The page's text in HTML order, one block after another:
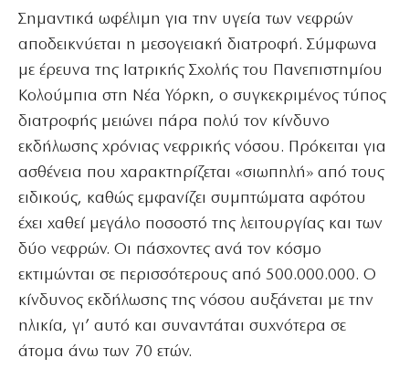
Σημαντικά ωφέλιμη για την υγεία των νεφρών
αποδεικνύεται η μεσογειακή διατροφή. Σύμφωνα
με έρευνα της Ιατρικής Σχολής του Πανεπιστημίου
Κολούμπια στη Νέα Υόρκη, ο συγκεκριμένος τύπος
διατροφής μειώνει πάρα πολύ τον κίνδυνο
εκδήλωσης χρόνιας νεφρικής νόσου. Πρόκειται για
ασθένεια που χαρακτηρίζεται «σιωπηλή» από τους
ειδικούς, καθώς εμφανίζει συμπτώματα αφότου
έχει χαθεί μεγάλο ποσοστό της λειτουργίας και των
δύο νεφρών. Οι πάσχοντες ανά τον κόσμο
εκτιμώνται σε περισσότερους από 500.000.000. Ο
κίνδυνος εκδήλωσης της νόσου αυξάνεται με την
ηλικία, γι’ αυτό και συναντάται συχνότερα σε
άτομα άνω των 70 ετών.